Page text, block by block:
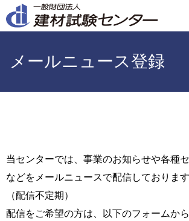
イ
動
メールニュース登録
当センターでは、事業のお知らせや各種
などをメールニュースで配信しております
（配信不定期）
配信をご希望の方は、以下のフォームか